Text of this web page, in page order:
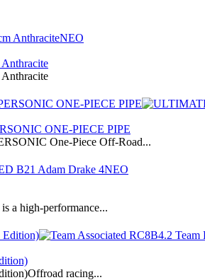
ΝΕΟ
ONE-PIECE PIPE
One-Piece Off-Road...
ΝΕΟ
a high-performance...
racing...